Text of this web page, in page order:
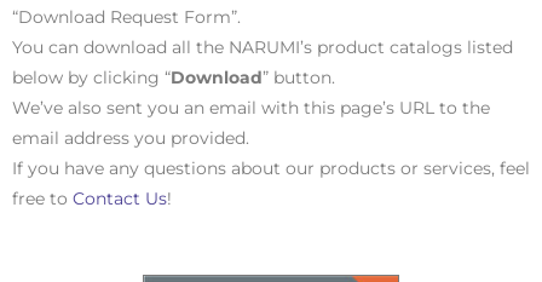
“Download Request Form”.
You can download all the NARUMI’s product catalogs listed
below by clicking “Download” button.
We’ve also sent you an email with this page’s URL to the
email address you provided.
If you have any questions about our products or services, feel
free to Contact Us!